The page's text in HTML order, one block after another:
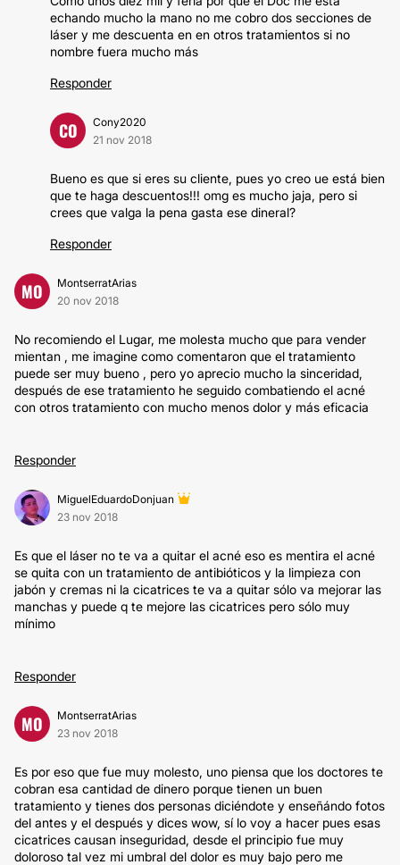
echando mucho la mano no me cobro dos secciones de
láser y me descuenta en en otros tratamientos si no
nombre fuera mucho más
Responder
CO
Cony2020
21 nov 2018
Bueno es que si eres su cliente, pues yo creo ue está bien
que te haga descuentos!!! omg es mucho jaja, pero si
crees que valga la pena gasta ese dineral?
Responder
MO
MontserratArias
20 nov 2018
No recomiendo el Lugar, me molesta mucho que para vender
mientan , me imagine como comentaron que el tratamiento
puede ser muy bueno , pero yo aprecio mucho la sinceridad,
después de ese tratamiento he seguido combatiendo el acné
con otros tratamiento con mucho menos dolor y más eficacia
Responder
MiguelEduardoDonjuan
23 nov 2018
Es que el láser no te va a quitar el acné eso es mentira el acné
se quita con un tratamiento de antibióticos y la limpieza con
jabón y cremas ni la cicatrices te va a quitar sólo va mejorar las
manchas y puede q te mejore las cicatrices pero sólo muy
mínimo
Responder
MO
MontserratArias
23 nov 2018
Es por eso que fue muy molesto, uno piensa que los doctores te
cobran esa cantidad de dinero porque tienen un buen
tratamiento y tienes dos personas diciéndote y enseñándo fotos
del antes y el después y dices wow, sí lo voy a hacer pues esas
cicatrices causan inseguridad, desde el principio fue muy
doloroso tal vez mi umbral del dolor es muy bajo pero me